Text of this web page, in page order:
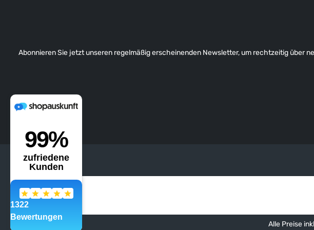
Abonnieren Sie jetzt unseren regelmäßig erscheinenden Newsletter, um rechtzeitig über
Alle Preise